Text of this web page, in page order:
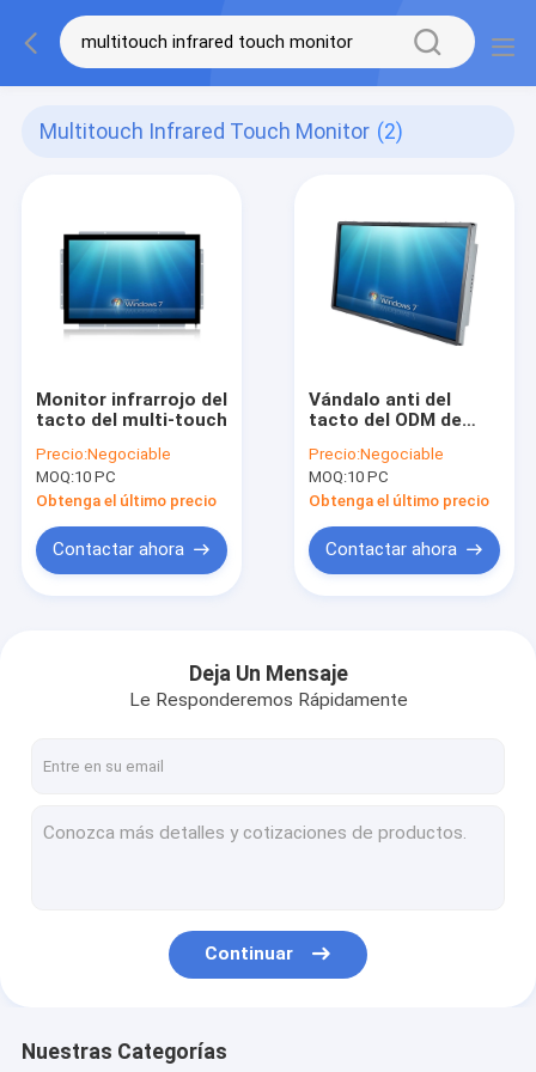
Multitouch Infrared Touch Monitor (2)
Monitor infrarrojo del
tacto del multi-touch
Precio:Negociable
MOQ:10 PC
Obtenga el último precio
Contactar ahora
Vándalo anti del
tacto del ODM de
multi infrarrojo a
prueba de polvo de la
pantalla
Precio:Negociable
MOQ:10 PC
Obtenga el último precio
Contactar ahora
Deja Un Mensaje
Le Responderemos Rápidamente
Continuar
Nuestras Categorías